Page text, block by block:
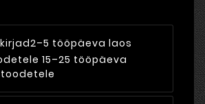
2–5 tööpäeva laos
15–25 tööpäeva